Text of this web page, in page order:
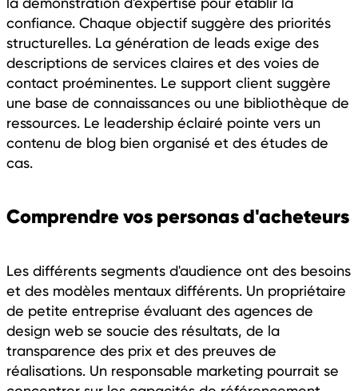
confiance. Chaque objectif suggère des priorités
structurelles. La génération de leads exige des
descriptions de services claires et des voies de
contact proéminentes. Le support client suggère
une base de connaissances ou une bibliothèque de
ressources. Le leadership éclairé pointe vers un
contenu de blog bien organisé et des études de
cas.
Comprendre vos personas d'acheteurs
Les différents segments d'audience ont des besoins
et des modèles mentaux différents. Un propriétaire
de petite entreprise évaluant des agences de
design web se soucie des résultats, de la
transparence des prix et des preuves de
réalisations. Un responsable marketing pourrait se